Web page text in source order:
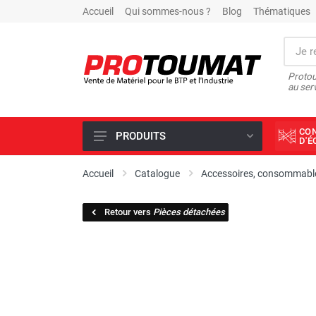
Accueil Qui sommes-nous ? Blog Thématiques
au
PROMOTIONS D'USINE
SCIAGE ET FORAGE
PRODUITS
Accueil Catalogue Accessoires,
Retour vers Pièces détachées